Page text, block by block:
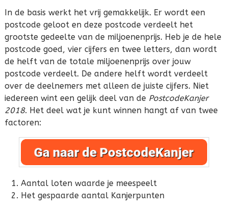
In de basis werkt het vrij gemakkelijk. Er wordt een
postcode geloot en deze postcode verdeelt het
grootste gedeelte van de miljoenenprijs. Heb je de hele
postcode goed, vier cijfers en twee letters, dan wordt
de helft van de totale miljoenenprijs over jouw
postcode verdeelt. De andere helft wordt verdeelt
over de deelnemers met alleen de juiste cijfers. Niet
iedereen wint een gelijk deel van de PostcodeKanjer
2018. Het deel wat je kunt winnen hangt af van twee
factoren:
Aantal loten waarde je meespeelt
Het gespaarde aantal Kanjerpunten